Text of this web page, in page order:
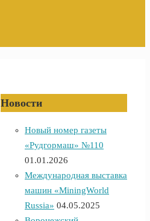
Новости
Новый номер газеты
«Рудгормаш» №110
01.01.2026
Международная выставка
машин «MiningWorld
Russia» 04.05.2025